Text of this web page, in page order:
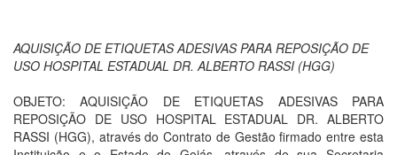
AQUISIÇÃO DE ETIQUETAS ADESIVAS PARA REPOSIÇÃO DE
USO HOSPITAL ESTADUAL DR. ALBERTO RASSI (HGG)
OBJETO: AQUISIÇÃO DE ETIQUETAS ADESIVAS PARA
REPOSIÇÃO DE USO HOSPITAL ESTADUAL DR. ALBERTO
RASSI (HGG), através do Contrato de Gestão firmado entre esta